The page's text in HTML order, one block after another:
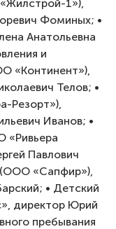
1»),
Фоминых; •
Анатольевна
и
«Континент»),
Телов; •
Резорт»),
Иванов; •
«Ривьера
Павлович
«Сапфир»),
• Детский
директор Юрий
пребывания